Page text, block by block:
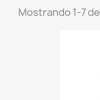
Mostrando 1-7